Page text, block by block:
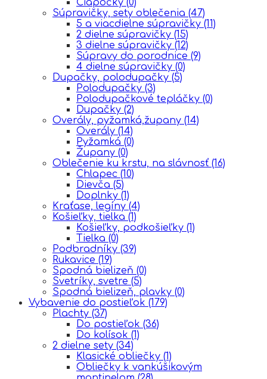
Súpravičky, sety oblečenia (47)
5 a viacdielne súpravičky (11)
2 dielne súpravičky (15)
3 dielne súpravičky (12)
Súpravy do porodnice (9)
4 dielne súpravičky (0)
Dupačky, polodupačky (5)
Polodupačky (3)
Polodupačkové tepláčky (0)
Dupačky (2)
Overály, pyžamká,župany (14)
Overály (14)
Pyžamká (0)
Župany (0)
Oblečenie ku krstu, na slávnosť (16)
Chlapec (10)
Dievča (5)
Doplnky (1)
Kraťase, legíny (4)
Košieľky, tielka (1)
Košieľky, podkošieľky (1)
Tielka (0)
Podbradníky (39)
Rukavice (19)
Spodná bielizeň (0)
Svetríky, svetre (5)
Spodná bielizeň, plavky (0)
Vybavenie do postieľok (179)
Plachty (37)
Do postieľok (36)
Do kolísok (1)
2 dielne sety (34)
Klasické obliečky (1)
Obliečky k vankúšikovým